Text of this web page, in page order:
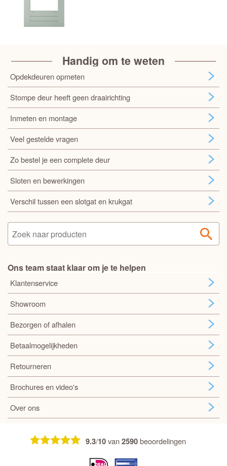
Handig om te weten
Opdekdeuren opmeten
Stompe deur heeft geen draairichting
Inmeten en montage
Veel gestelde vragen
Zo bestel je een complete deur
Sloten en bewerkingen
Verschil tussen een slotgat en krukgat
Ons team staat klaar om je te helpen
Klantenservice
Showroom
Bezorgen of afhalen
Betaalmogelijkheden
Retourneren
Brochures en video's
Over ons
9.3/10van2590beoordelingen